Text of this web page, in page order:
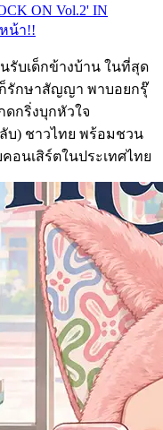
ON Vol.2' IN
น้า!!
รับเด็กข้างบ้าน ในที่สุด
ก็รักษาสัญญา พาบอยกรุ๊
ดกริ่งบุกหัวใจ
บ) ชาวไทย พร้อมชวน
อนเสิร์ตในประเทศไทย